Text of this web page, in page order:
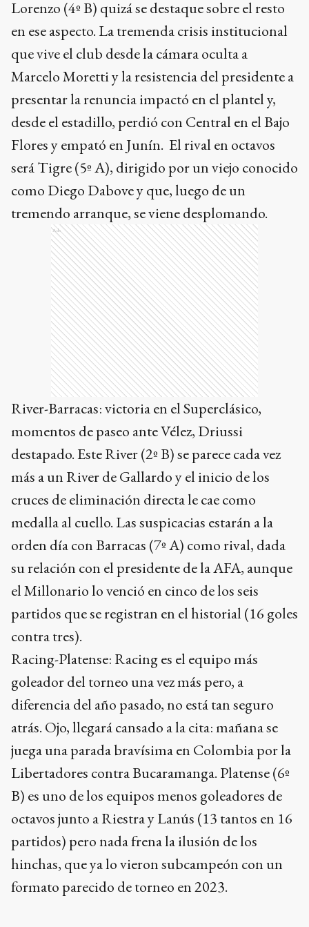
Lorenzo (4º B) quizá se destaque sobre el resto
en ese aspecto. La tremenda crisis institucional
que vive el club desde la cámara oculta a
Marcelo Moretti y la resistencia del presidente a
presentar la renuncia impactó en el plantel y,
desde el estadillo, perdió con Central en el Bajo
Flores y empató en Junín. El rival en octavos
será Tigre (5º A), dirigido por un viejo conocido
como Diego Dabove y que, luego de un
tremendo arranque, se viene desplomando.
Ads
River-Barracas: victoria en el Superclásico,
momentos de paseo ante Vélez, Driussi
destapado. Este River (2º B) se parece cada vez
más a un River de Gallardo y el inicio de los
cruces de eliminación directa le cae como
medalla al cuello. Las suspicacias estarán a la
orden día con Barracas (7º A) como rival, dada
su relación con el presidente de la AFA, aunque
el Millonario lo venció en cinco de los seis
partidos que se registran en el historial (16 goles
contra tres).
Racing-Platense: Racing es el equipo más
goleador del torneo una vez más pero, a
diferencia del año pasado, no está tan seguro
atrás. Ojo, llegará cansado a la cita: mañana se
juega una parada bravísima en Colombia por la
Libertadores contra Bucaramanga. Platense (6º
B) es uno de los equipos menos goleadores de
octavos junto a Riestra y Lanús (13 tantos en 16
partidos) pero nada frena la ilusión de los
hinchas, que ya lo vieron subcampeón con un
formato parecido de torneo en 2023.